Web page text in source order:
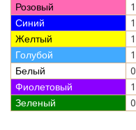
Розовый 1
Синий
1
Желтый
1
Голубой
1
Белый
0
Фиолетовый
1
Зеленый
0